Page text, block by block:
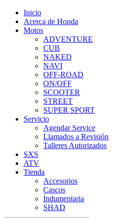
Inicio
Acerca de Honda
Motos
ADVENTURE
CUB
NAKED
NAVI
OFF-ROAD
ON/OFF
SCOOTER
STREET
SUPER SPORT
Servicio
Agendar Service
Llamados a Revisión
Talleres Autorizados
SXS
ATV
Tienda
Accesorios
Cascos
Indumentaria
SHAD